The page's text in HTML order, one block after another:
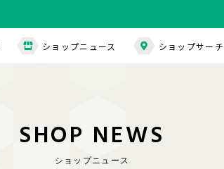
ショップニュース ショップサーチ
SHOP NEWS
ショップニュース